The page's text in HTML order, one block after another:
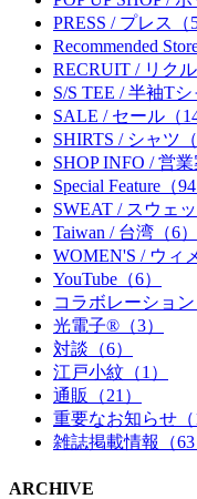
PRESS / プレス（
Recommended
RECRUIT / リクル
S/S TEE / 半袖Tシ
SALE / セール（14
SHIRTS / シャツ（
SHOP INFO / 営業
Special Feature（94
SWEAT / スウェッ
Taiwan / 台湾（6）
WOMEN'S / ウィ
YouTube（6）
コラボレーション
光電子®（3）
対談（6）
江戸小紋（1）
通販（21）
重要なお知らせ（
雑誌掲載情報（63
ARCHIVE